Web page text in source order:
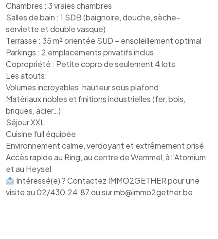
Chambres : 3 vraies chambres
Salles de bain : 1 SDB (baignoire, douche, sèche-
serviette et double vasque)
Terrasse : 35 m² orientée SUD – ensoleillement optimal
Parkings : 2 emplacements privatifs inclus
Copropriété : Petite copro de seulement 4 lots
Les atouts:
Volumes incroyables, hauteur sous plafond
Matériaux nobles et finitions industrielles (fer, bois,
briques, acier…)
Séjour XXL
Cuisine full équipée
Environnement calme, verdoyant et extrêmement prisé
Accès rapide au Ring, au centre de Wemmel, à l’Atomium
et au Heysel
Intéressé(e) ? Contactez IMMO2GETHER pour une
visite au 02/430.24.87 ou sur mb@immo2gether.be